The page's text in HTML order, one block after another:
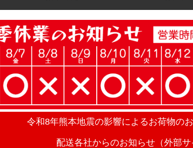
令和8年熊本地震の影響によるお荷物の
配送各社からのお知らせ（外部サ